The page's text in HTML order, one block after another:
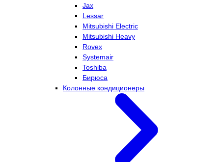
Jax
Lessar
Mitsubishi Electric
Mitsubishi Heavy
Rovex
Systemair
Toshiba
Бирюса
Колонные кондиционеры